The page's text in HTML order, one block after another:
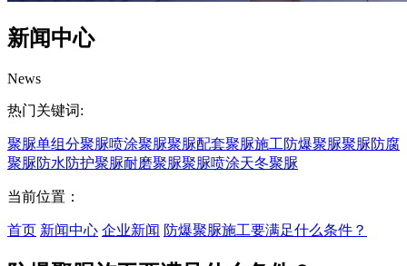
新闻中心
News
热门关键词:
聚脲单组分聚脲喷涂聚脲聚脲配套聚脲施工防爆聚脲聚脲防腐
聚脲防水防护聚脲耐磨聚脲聚脲喷涂天冬聚脲
当前位置：
首页 新闻中心 企业新闻 防爆聚脲施工要满足什么条件？